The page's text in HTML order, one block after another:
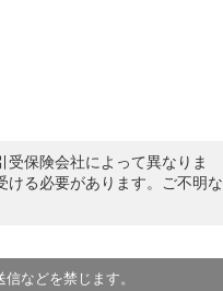
保険会社によって異なりま
ける必要があります。ご不明な
などを禁じます。